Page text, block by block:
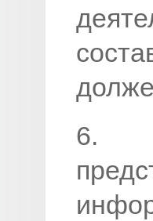
6.